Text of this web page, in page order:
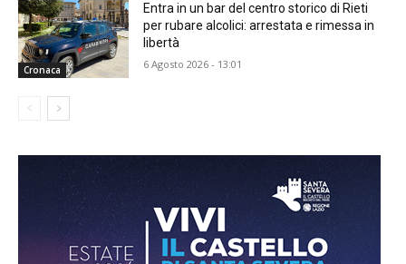
Cronaca
Entra in un bar del centro storico di Rieti
per rubare alcolici: arrestata e rimessa in
libertà
6 Agosto 2026 - 13:01